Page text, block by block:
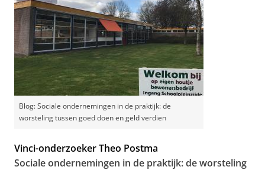
Blog: Sociale ondernemingen in de praktijk: de
worsteling tussen goed doen en geld verdien
Vinci-onderzoeker Theo Postma
Sociale ondernemingen in de praktijk: de worsteling